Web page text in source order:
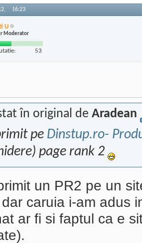
16:23
U
Moderator
53
în original de Aradean
pe Dinstup.ro-
page rank 2
un PR2 pe un
caruia i-am adus
ar fi si faptul ca e